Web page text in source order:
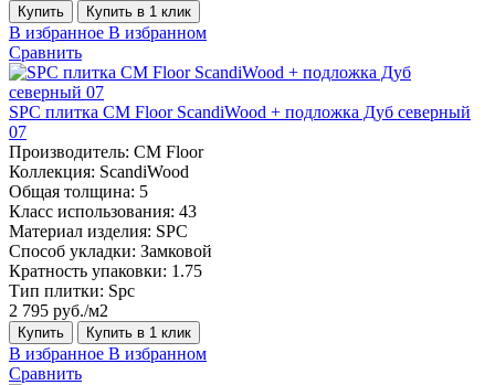
Купить Купить в 1 клик
В избранное В избранном
Сравнить
SPC плитка CM Floor ScandiWood + подложка Дуб северный
07
Производитель: CM Floor
Коллекция: ScandiWood
Общая толщина: 5
Класс использования: 43
Материал изделия: SPC
Способ укладки: Замковой
Кратность упаковки: 1.75
Тип плитки: Spc
2 795 руб./м2
Купить Купить в 1 клик
В избранное В избранном
Сравнить